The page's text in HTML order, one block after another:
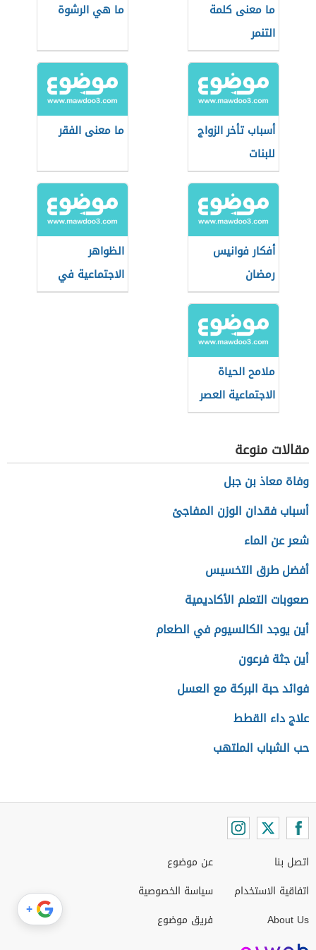
ما معنى كلمة
التنمر
ما هي الرشوة
أسباب تأخر الزواج
للبنات
ما معنى الفقر
أفكار فوانيس
رمضان
الظواهر
الاجتماعية في
مصر
ملامح الحياة
الاجتماعية العصر
الجاهلي
مقالات منوعة
وفاة معاذ بن جبل
أسباب فقدان الوزن المفاجئ
شعر عن الماء
أفضل طرق التخسيس
صعوبات التعلم الأكاديمية
أين يوجد الكالسيوم في الطعام
أين جثة فرعون
فوائد حبة البركة مع العسل
علاج داء القطط
حب الشباب الملتهب
اتصل بنا
اتفاقية الاستخدام
About Us
عن موضوع
سياسة الخصوصية
فريق موضوع
+